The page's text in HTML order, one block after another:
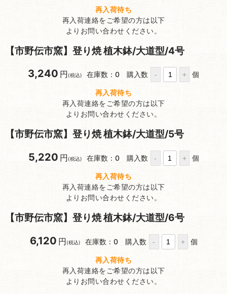
再入荷待ち
再入荷連絡をご希望の方は以下
よりお問い合わせください。
【市野伝市窯】登り焼 植木鉢/大道型/4号
3,240 円 (税込) 在庫数：0 購入数 個
再入荷待ち
再入荷連絡をご希望の方は以下
よりお問い合わせください。
【市野伝市窯】登り焼 植木鉢/大道型/5号
5,220 円(税込) 在庫数：0 購入数 個
再入荷待ち
再入荷連絡をご希望の方は以下
よりお問い合わせください。
【市野伝市窯】登り焼 植木鉢/大道型/6号
6,120 円(税込) 在庫数：0 購入数 個
再入荷待ち
再入荷連絡をご希望の方は以下
よりお問い合わせください。